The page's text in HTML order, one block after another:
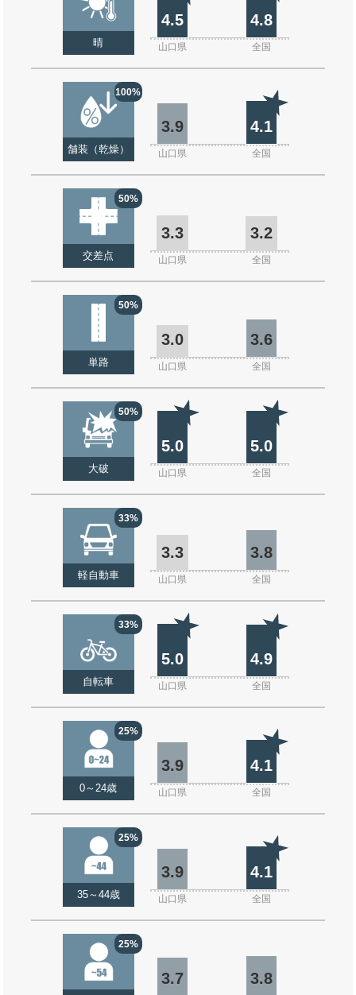
晴
4.5 4.8
山口県 全国
100%
舗装（乾燥）
3.9 4.1
山口県 全国
50%
交差点
3.3 3.2
山口県 全国
50%
単路
3.0 3.6
山口県 全国
50%
大破
5.0 5.0
山口県 全国
33%
軽自動車
3.3 3.8
山口県 全国
33%
自転車
5.0 4.9
山口県 全国
25%
0～24歳
3.9 4.1
山口県 全国
25%
35～44歳
3.9 4.1
山口県 全国
25%
3.7 3.8